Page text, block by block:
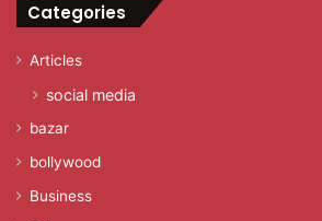
Categories
Articles
social media
bazar
bollywood
Business